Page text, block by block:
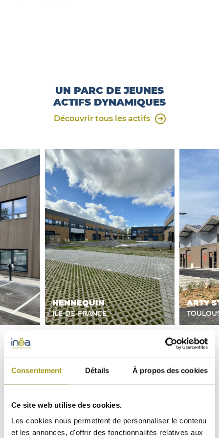
Consentement Détails À propos des cookies
Ce site web utilise des cookies.
Les cookies nous permettent de personnaliser le contenu
et les annonces, d'offrir des fonctionnalités relatives aux
UN PARC DE JEUNES
ACTIFS DYNAMIQUES
Découvrir tous les actifs
HENNEQUIN
ÎLE-DE-FRANCE
ARTY
ACTIFS DYNAMIQUES
Découvrir tous les actifs